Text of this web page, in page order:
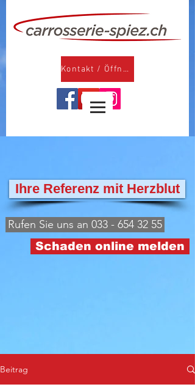
Kontakt / Öffnungszeiten
Ihre Referenz mit Herzblut
Rufen Sie uns an 033 - 654 32 55
Schaden online melden
Beitrag